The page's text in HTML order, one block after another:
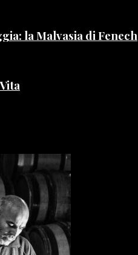
la Malvasia di Fenech